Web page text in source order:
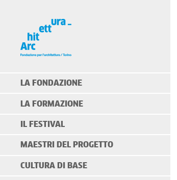
LA FONDAZIONE
LA FORMAZIONE
IL FESTIVAL
MAESTRI DEL PROGETTO
CULTURA DI BASE